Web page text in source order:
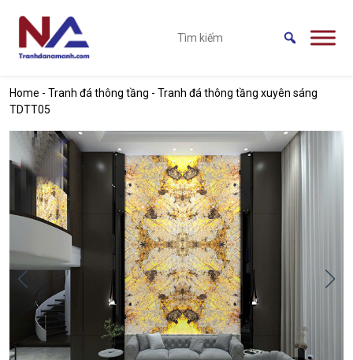
Home - Tranh đá thông tầng - Tranh đá thông tầng xuyên sáng
TDTT05